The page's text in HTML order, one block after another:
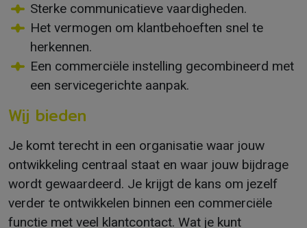
Sterke communicatieve vaardigheden.
Het vermogen om klantbehoeften snel te
herkennen.
Een commerciële instelling gecombineerd met
een servicegerichte aanpak.
Wij bieden
Je komt terecht in een organisatie waar jouw
ontwikkeling centraal staat en waar jouw bijdrage
wordt gewaardeerd. Je krijgt de kans om jezelf
verder te ontwikkelen binnen een commerciële
functie met veel klantcontact. Wat je kunt